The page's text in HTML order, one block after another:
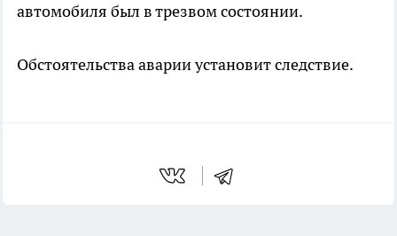
автомобиля был в трезвом состоянии.
Обстоятельства аварии установит следствие.